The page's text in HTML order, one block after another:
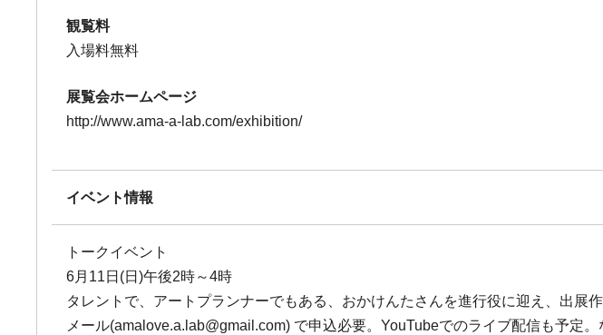
観覧料
入場料無料
展覧会ホームページ
http://www.ama-a-lab.com/exhibition/
イベント情報
トークイベント
6月11日(日)午後2時～4時
タレントで、アートプランナーでもある、おかけんたさんを進行役に迎え、出展
メール(amalove.a.lab@gmail.com) で申込必要。YouTubeでのライブ配信も予定